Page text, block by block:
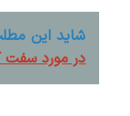
شاید این
در مورد سفت